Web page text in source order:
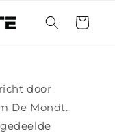
door
De Mondt.